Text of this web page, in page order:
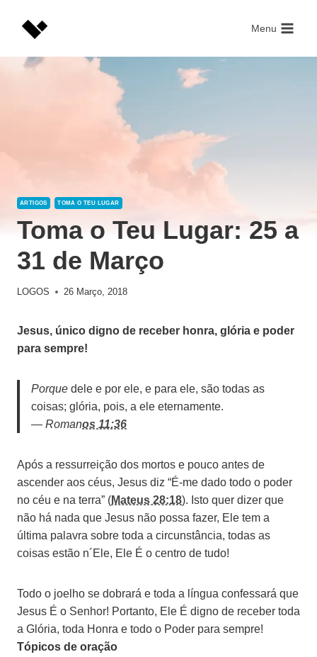
Menu
ARTIGOS TOMA O TEU LUGAR
Toma o Teu Lugar: 25 a
31 de Março
LOGOS 26 Março, 2018
Jesus, único digno de receber honra, glória e poder
para sempre!
Porque dele e por ele, e para ele, são todas as
coisas; glória, pois, a ele eternamente.
— Romanos 11:36
Após a ressurreição dos mortos e pouco antes de
ascender aos céus, Jesus diz “É-me dado todo o poder
no céu e na terra” (Mateus 28:18). Isto quer dizer que
não há nada que Jesus não possa fazer, Ele tem a
última palavra sobre toda a circunstância, todas as
coisas estão n´Ele, Ele É o centro de tudo!
Todo o joelho se dobrará e toda a língua confessará que
Jesus É o Senhor! Portanto, Ele É digno de receber toda
a Glória, toda Honra e todo o Poder para sempre!
Tópicos de oração